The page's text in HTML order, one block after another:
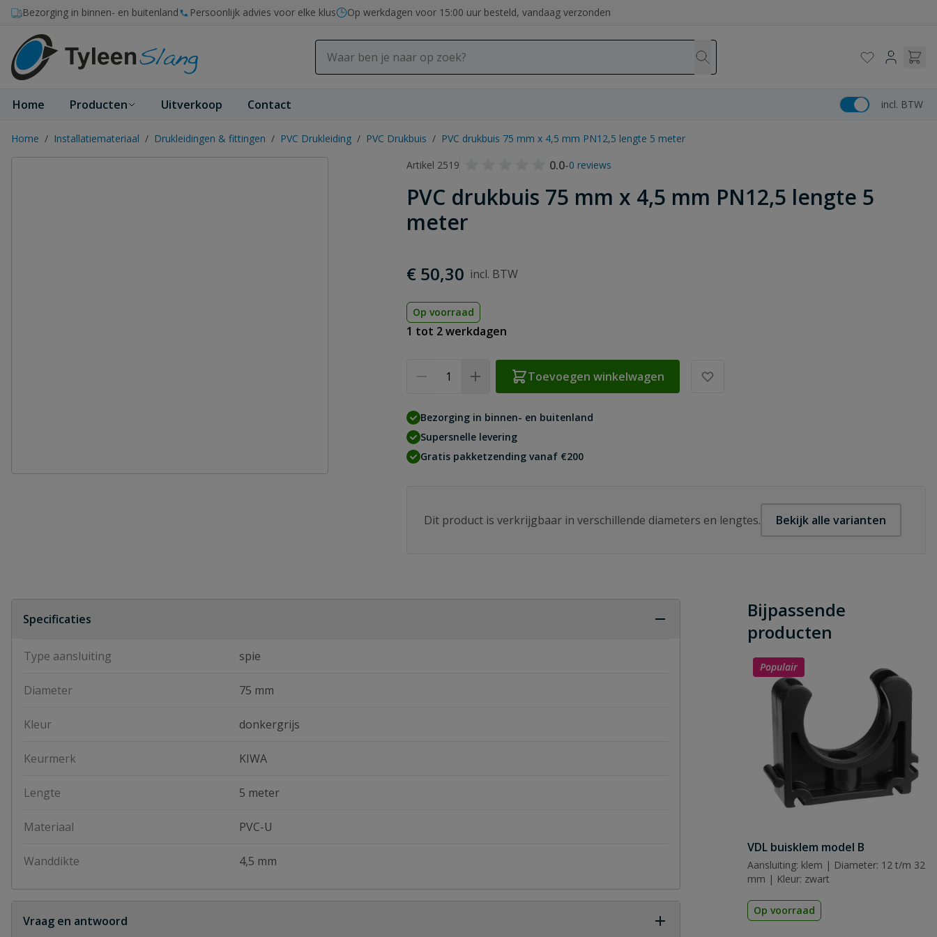
Ga naar de inhoud
Bezorging in binnen- en buitenland Persoonlijk advies voor elke klus Op werkdagen voor 15:00 uur besteld, vandaag verzonden
Home Producten Uitverkoop Contact incl. BTW
Home / Installatiemateriaal / Drukleidingen & fittingen / PVC Drukleiding / PVC Drukbuis / PVC drukbuis 75 mm x 4,5 mm PN12,5 lengte 5 meter
Artikel 2519
0.0-0 reviews
PVC drukbuis 75 mm x 4,5 mm PN12,5 lengte 5
meter
€ 50,30
Op voorraad
1 tot 2 werkdagen
Toevoegen winkelwagen
Bezorging in binnen- en buitenland
Supersnelle levering
Gratis pakketzending vanaf €200
Dit product is verkrijgbaar in verschillende diameters en lengtes. Bekijk alle varianten
Specificaties
Type aansluiting spie
Diameter 75 mm
Kleur donkergrijs
Keurmerk KIWA
Lengte 5 meter
Materiaal PVC-U
Wanddikte 4,5 mm
Vraag en antwoord
Bijpassende
producten
Populair
VDL buisklem model B
Aansluiting: klem | Diameter: 12 t/m 32
mm | Kleur: zwart
Op voorraad